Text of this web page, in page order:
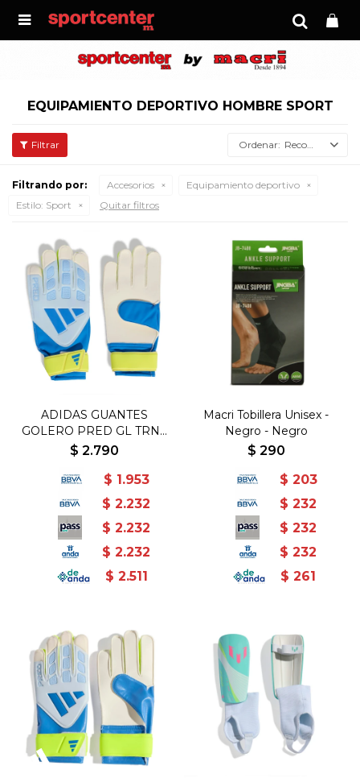

EQUIPAMIENTO DEPORTIVO HOMBRE SPORT
Recomendados
Filtrando por: Accesorios
Equipamiento deportivo
Estilo: Sport Quitar filtros
ADIDAS GUANTES
GOLERO PRED GL TRN -
Celeste-Azul
$ 2.790
$ 1.953
$ 2.232
$ 2.232
$ 2.232
$ 2.511
Macri Tobillera Unisex -
Negro - Negro
$ 290
$ 203
$ 232
$ 232
$ 232
$ 261